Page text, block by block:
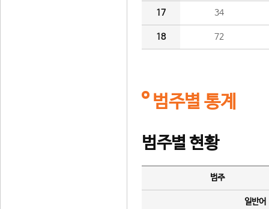
17 34
18 72
범주별 통계
범주별 현황
범주
일반어